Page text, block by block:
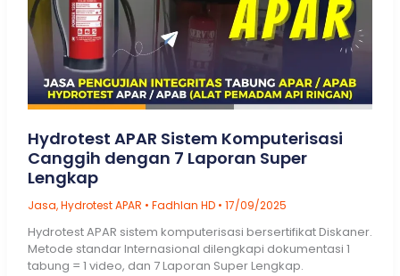
Hydrotest APAR Sistem Komputerisasi
Canggih dengan 7 Laporan Super
Lengkap
Jasa,Hydrotest APAR • Fadhlan HD • 17/09/2025
Hydrotest APAR sistem komputerisasi bersertifikat Diskaner.
Metode standar Internasional dilengkapi dokumentasi 1
tabung = 1 video, dan 7 Laporan Super Lengkap.